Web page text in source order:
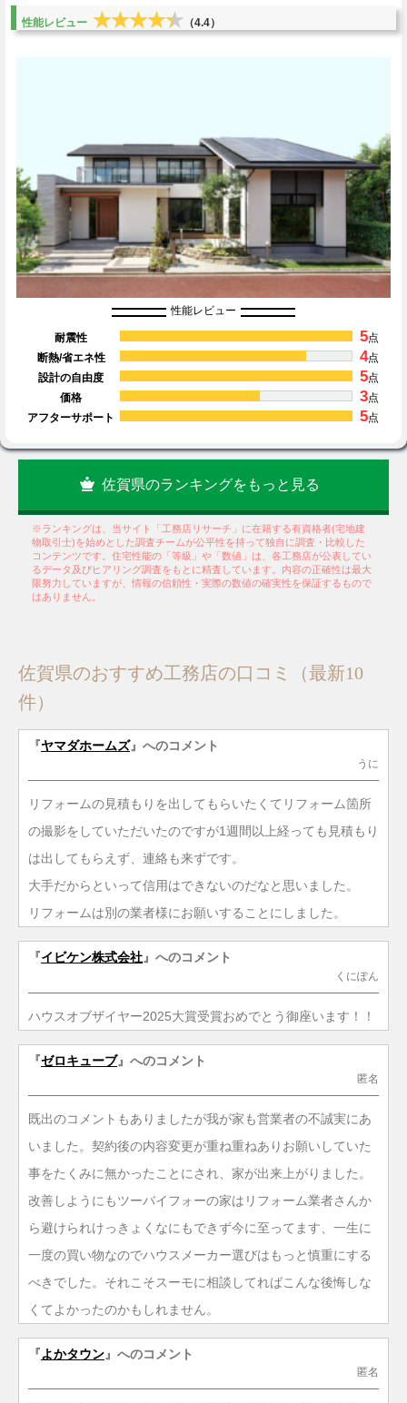
性能レビュー ★★★★★
★★★★★ （4.4）
性能レビュー
耐震性 5点
断熱/省エネ性
4点
設計の自由度
5点
価格
3点
アフターサポート
5点
佐賀県のランキングをもっと見る
※ランキングは、当サイト「工務店リサーチ」に在籍する有資格者(宅地建
物取引士)を始めとした調査チームが公平性を持って独自に調査・比較した
コンテンツです。住宅性能の「等級」や「数値」は、各工務店が公表してい
るデータ及びヒアリング調査をもとに精査しています。内容の正確性は最大
限努力していますが、情報の信頼性・実際の数値の確実性を保証するもので
はありません。
佐賀県のおすすめ工務店の口コミ（最新10
件）
『ヤマダホームズ』へのコメント
うに
リフォームの見積もりを出してもらいたくてリフォーム箇所
の撮影をしていただいたのですが1週間以上経っても見積もり
は出してもらえず、連絡も来ずです。
大手だからといって信用はできないのだなと思いました。
リフォームは別の業者様にお願いすることにしました。
『イビケン株式会社』へのコメント
くにぽん
ハウスオブザイヤー2025大賞受賞おめでとう御座います！！
『ゼロキューブ』へのコメント
匿名
既出のコメントもありましたが我が家も営業者の不誠実にあ
いました。契約後の内容変更が重ね重ねありお願いしていた
事をたくみに無かったことにされ、家が出来上がりました。
改善しようにもツーバイフォーの家はリフォーム業者さんか
ら避けられけっきょくなにもできず今に至ってます、一生に
一度の買い物なのでハウスメーカー選びはもっと慎重にする
べきでした。それこそスーモに相談してればこんな後悔しな
くてよかったのかもしれません。
『よかタウン 』へのコメント
匿名